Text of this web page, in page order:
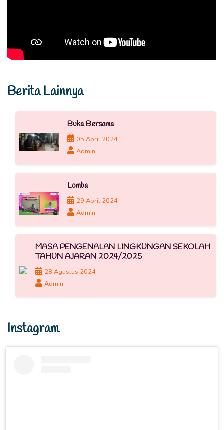
Berita Lainnya
Buka Bersama
05 April 2024
Admin
Lomba
29 April 2024
Admin
MASA PENGENALAN LINGKUNGAN SEKOLAH
TAHUN AJARAN 2024/2025
28 Agustus 2024
Admin
Instagram